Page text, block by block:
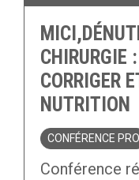
CHIRURGIE
CORRIGER
NUTRITION
CONFÉRENCE PRO
Conférence